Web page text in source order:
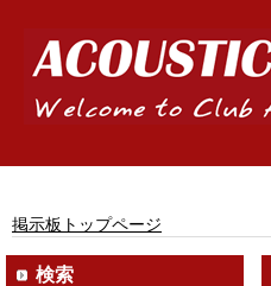
掲示板トップページ
検索